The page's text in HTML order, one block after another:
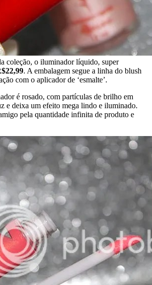
coleção, o iluminador líquido, super
. A embalagem segue a linha do blush
com o aplicador de ‘esmalte’.
é rosado, com partículas de brilho em
e deixa um efeito mega lindo e iluminado.
pela quantidade infinita de produto e